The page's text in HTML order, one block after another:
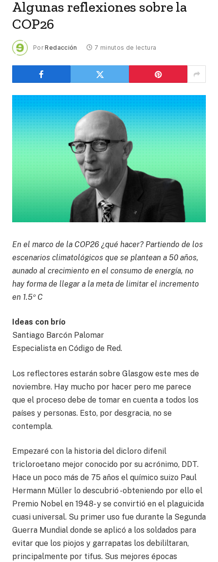
Algunas reflexiones sobre la
COP26
Por Redacción 7 minutos de lectura
En el marco de la COP26 ¿qué hacer? Partiendo de los
escenarios climatológicos que se plantean a 50 años,
aunado al crecimiento en el consumo de energía, no
hay forma de llegar a la meta de limitar el incremento
en 1.5º C
Ideas con brío
Santiago Barcón Palomar
Especialista en Código de Red.
Los reflectores estarán sobre Glasgow este mes de
noviembre. Hay mucho por hacer pero me parece
que el proceso debe de tomar en cuenta a todos los
países y personas. Esto, por desgracia, no se
contempla.
Empezaré con la historia del dicloro difenil
tricloroetano mejor conocido por su acrónimo, DDT.
Hace un poco más de 75 años el químico suizo Paul
Hermann Müller lo descubrió -obteniendo por ello el
Premio Nobel en 1948- y se convirtió en el plaguicida
cuasi universal. Su primer uso fue durante la Segunda
Guerra Mundial donde se aplicó a los soldados para
evitar que los piojos y garrapatas los debililtaran,
principalmente por tifus. Sus mejores épocas